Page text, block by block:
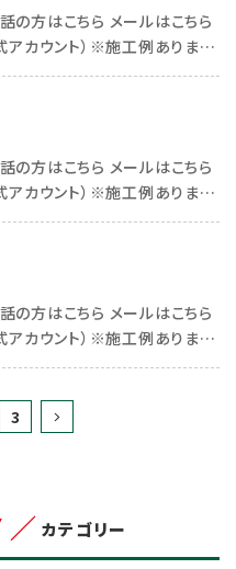
の方はこちら メールはこちら
カウント）※施工例あります
で車内リペア・コーティングを
ecoサポートの平和(ヒラワ)
の方はこちら メールはこちら
カウント）※施工例あります
で車内リペア・コーティングを
ecoサポートの平和(ヒラワ)
の方はこちら メールはこちら
カウント）※施工例あります
で車内リペア・コーティングを
3
／ カテゴリー